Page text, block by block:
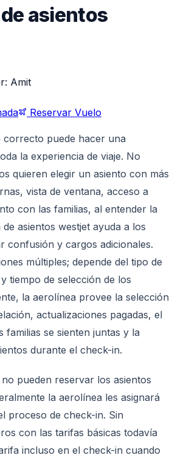
asientos
Amit
Reservar Vuelo
correcto puede hacer una
la experiencia de viaje. No
quieren elegir un asiento con más
vista de ventana, acceso a
con las familias, al entender la
asientos westjet ayuda a los
confusión y cargos adicionales.
múltiples; depende del tipo de
tiempo de selección de los
la aerolínea provee la selección
actualizaciones pagadas, el
familias se sienten juntas y la
durante el check-in.
pueden reservar los asientos
la aerolínea les asignará
proceso de check-in. Sin
con las tarifas básicas todavía
incluso en el check-in cuando